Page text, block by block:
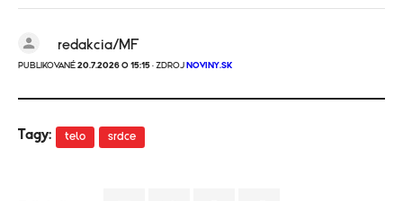
redakcia/MF
PUBLIKOVANÉ 20.7.2026 O 15:15 · ZDROJ NOVINY.SK
Tagy: telo srdce